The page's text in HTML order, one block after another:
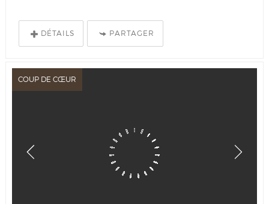
DÉTAILS PARTAGER
COUP DE CŒUR